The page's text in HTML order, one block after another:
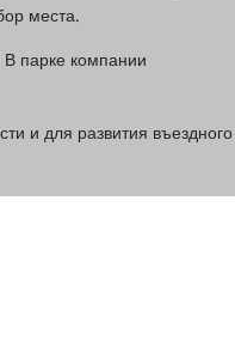
места.
парке компании
и для развития въездного